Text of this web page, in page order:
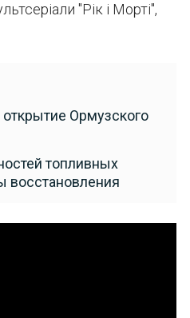
"Рік і Морті",
Ормузского
топливных
восстановления